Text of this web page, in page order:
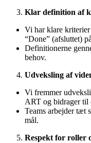
Klar definition af
Vi har klare
“Done” (afsluttet)
Definitionerne
behov.
Udveksling af
Vi fremmer
ART og bidrager til
Teams arbejder tæt
mål.
Respekt for roller